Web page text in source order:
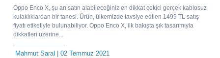
Oppo Enco X, şu an satın alabileceğiniz en dikkat çekici gerçek kablosuz
kulaklıklardan bir tanesi. Ürün, ülkemizde tavsiye edilen 1499 TL satış
fiyatı etiketiyle bulunabiliyor. Oppo Enco X, ilk bakışta şık tasarımıyla
dikkatleri üzerine...
Mahmut Saral | 02 Temmuz 2021